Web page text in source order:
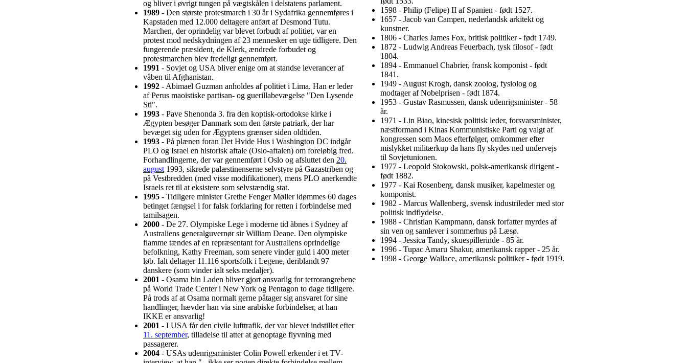
og bliver i øvrigt tungen på vægtskålen i delstatens parlament.
1989 - Den største protestmarch i 30 år i Sydafrika gennemføres i
Kapstaden med 12.000 deltagere anført af Desmond Tutu.
Marchen, der oprindelig var blevet forbudt af politiet, var en
protest mod nedskydningen af 23 mennesker en uge tidligere. Den
fungerende præsident, de Klerk, ændrede forbudet og
protestmarchen blev fredeligt gennemført.
1991 - Sovjet og USA bliver enige om at standse leverancer af
våben til Afghanistan.
1992 - Abimael Guzman anholdes af politiet i Lima. Han er leder
af Perus maoistiske partisan- og guerillabevægelse "Den Lysende
Sti".
1993 - Pave Shenonda 3. fra den koptisk-ortodokse kirke i
Ægypten besøger Danmark som den første patriark, der har
bevæget sig uden for Ægyptens grænser siden oldtiden.
1993 - På plænen foran Det Hvide Hus i Washington DC indgår
PLO og Israel en historisk aftale (Oslo-aftalen) om foreløbig fred.
Forhandlingerne, der var gennemført i Oslo og afsluttet den 20.
august 1993, sikrede palæstinenserne selvstyre på Gazastriben og
på Vestbredden (med visse modifikationer), mens PLO anerkendte
Israels ret til at eksistere som selvstændig stat.
1995 - Tidligere minister Grethe Fenger Møller idømmes 60 dages
betinget fængsel i for falsk forklaring for retten i forbindelse med
tamilsagen.
2000 - De 27. Olympiske Lege i moderne tid åbnes i Sydney af
Australiens generalguvernør sir William Deane. Den olympiske
flamme tændes af en repræsentant for Australiens oprindelige
befolkning, Kathy Freeman, som senere vinder guld i 400 meter
løb. Ialt deltager 11.116 sportsfolk i Legene, deriblandt 97
danskere (som vinder ialt seks medaljer).
2001 - Osama bin Laden bliver gjort ansvarlig for terrorangrebene
på World Trade Center i New York og Pentagon to dage tidligere.
På trods af at Osama normalt gerne påtager sig ansvaret for sine
handlinger, hævder han via sine arabiske forbindelser, at han
IKKE er ansvarlig!
2001 - I USA får den civile lufttrafik, der var blevet indstillet efter
11. september, tilladelse til atter at genoptage flyvning med
passagerer.
2004 - USAs udenrigsminister Colin Powell erkender i et TV-
1598 - Philip (Felipe) II af Spanien - født 1527.
1657 - Jacob van Campen, nederlandsk arkitekt og
kunstner.
1806 - Charles James Fox, britisk politiker - født 1749.
1872 - Ludwig Andreas Feuerbach, tysk filosof - født
1804.
1894 - Emmanuel Chabrier, fransk komponist - født
1841.
1949 - August Krogh, dansk zoolog, fysiolog og
modtager af Nobelprisen - født 1874.
1953 - Gustav Rasmussen, dansk udenrigsminister - 58
år.
1971 - Lin Biao, kinesisk politisk leder, forsvarsminister,
næstformand i Kinas Kommunistiske Parti og valgt af
kongressen som Maos efterfølger, omkommer efter
mislykket militærkup da hans fly skydes ned undervejs
til Sovjetunionen.
1977 - Leopold Stokowski, polsk-amerikansk dirigent -
født 1882.
1977 - Kai Rosenberg, dansk musiker, kapelmester og
komponist.
1982 - Marcus Wallenberg, svensk industrileder med stor
politisk indflydelse.
1988 - Christian Kampmann, dansk forfatter myrdes af
sin ven og samlever i sommerhus på Læsø.
1994 - Jessica Tandy, skuespillerinde - 85 år.
1996 - Tupac Amaru Shakur, amerikansk rapper - 25 år.
1998 - George Wallace, amerikansk politiker - født 1919.